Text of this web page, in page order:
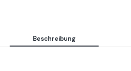
Beschreibung